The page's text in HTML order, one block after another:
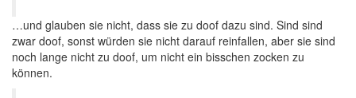
…und glauben sie nicht, dass sie zu doof dazu sind. Sind sind
zwar doof, sonst würden sie nicht darauf reinfallen, aber sie sind
noch lange nicht zu doof, um nicht ein bisschen zocken zu
können.